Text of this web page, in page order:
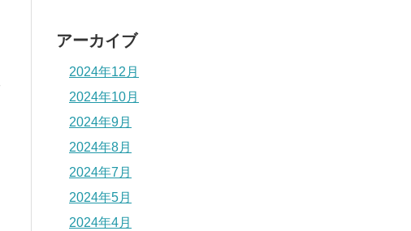
アーカイブ
2024年12月
2024年10月
2024年9月
2024年8月
2024年7月
2024年5月
2024年4月